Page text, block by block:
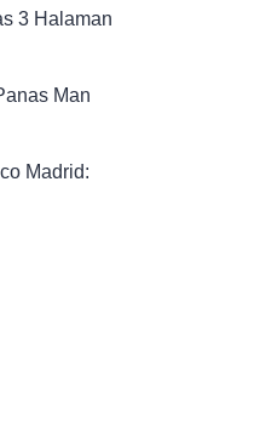
3 Halaman
Man
Madrid: